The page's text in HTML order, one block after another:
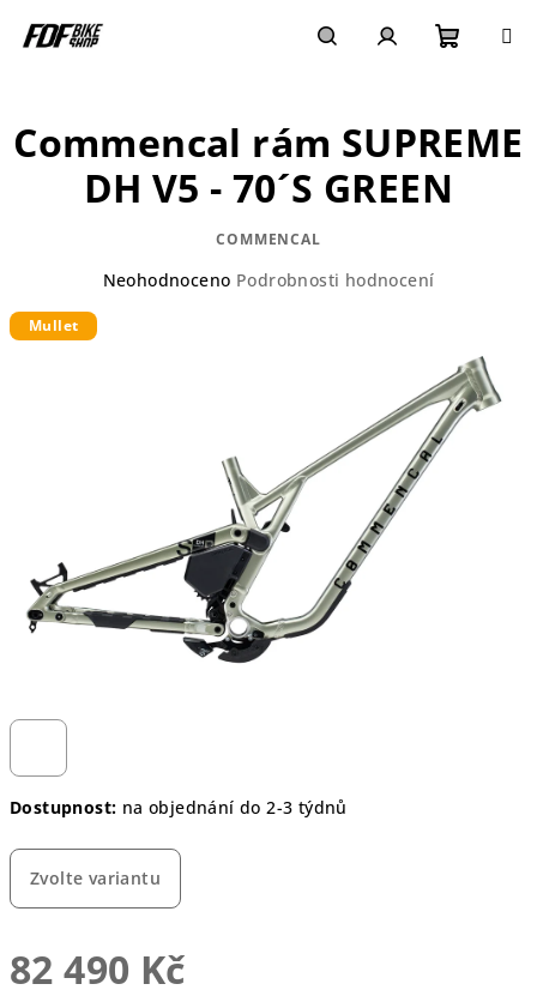
košík
Dostupnost: na objednání do 2-3 týdnů
Zvolte variantu
82 490 Kč
Commencal rám SUPREME
DH V5 - 70´S GREEN
COMMENCAL
Průměrné
Neohodnoceno Podrobnosti hodnocení
Mullet